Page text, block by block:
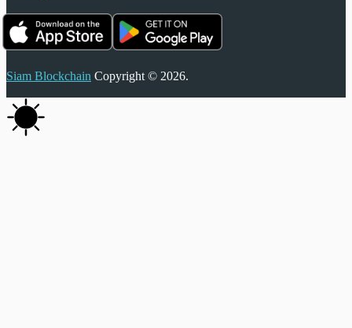
Siam Blockchain Copyright © 2026.